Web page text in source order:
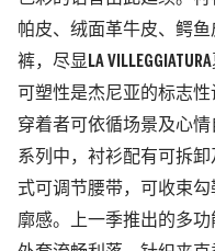
帕皮、绒面革牛皮、鳄
裤，尽显LA
可塑性是杰尼亚的标志
穿着者可依循场景及心
系列中，衬衫配有可拆
式可调节腰带，可收束
廓感。上一季推出的多